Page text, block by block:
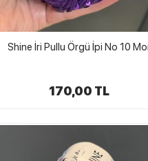
Shine İri Pullu Örgü İpi No 10
170,00 TL